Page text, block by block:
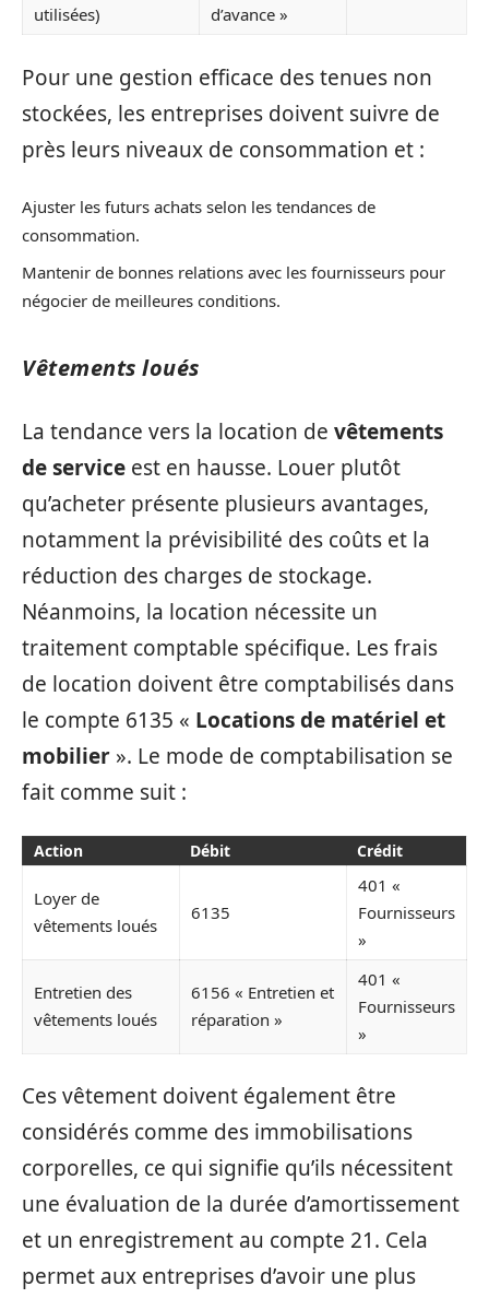
utilisées)
d’avance »
Pour une gestion efficace des tenues non
stockées, les entreprises doivent suivre de
près leurs niveaux de consommation et :
Ajuster les futurs achats selon les tendances de
consommation.
Mantenir de bonnes relations avec les fournisseurs pour
négocier de meilleures conditions.
Vêtements loués
La tendance vers la location de vêtements
de service est en hausse. Louer plutôt
qu’acheter présente plusieurs avantages,
notamment la prévisibilité des coûts et la
réduction des charges de stockage.
Néanmoins, la location nécessite un
traitement comptable spécifique. Les frais
de location doivent être comptabilisés dans
le compte 6135 « Locations de matériel et
mobilier ». Le mode de comptabilisation se
fait comme suit :
Action Débit Crédit
Loyer de
vêtements loués
6135
401 «
Fournisseurs
»
Entretien des
vêtements loués
6156 « Entretien et
réparation »
401 «
Fournisseurs
»
Ces vêtement doivent également être
considérés comme des immobilisations
corporelles, ce qui signifie qu’ils nécessitent
une évaluation de la durée d’amortissement
et un enregistrement au compte 21. Cela
permet aux entreprises d’avoir une plus